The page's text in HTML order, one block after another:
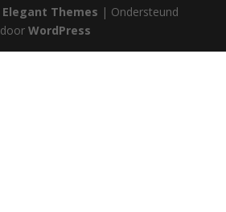
Elegant Themes | Ondersteund
doorWordPress